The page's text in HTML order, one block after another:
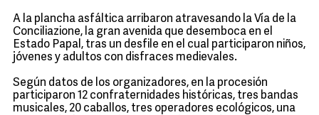
A la plancha asfáltica arribaron atravesando la Vía de la
Conciliazione, la gran avenida que desemboca en el
Estado Papal, tras un desfile en el cual participaron niños,
jóvenes y adultos con disfraces medievales.
Según datos de los organizadores, en la procesión
participaron 12 confraternidades históricas, tres bandas
musicales, 20 caballos, tres operadores ecológicos, una